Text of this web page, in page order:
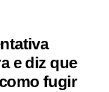
e diz que
fugir